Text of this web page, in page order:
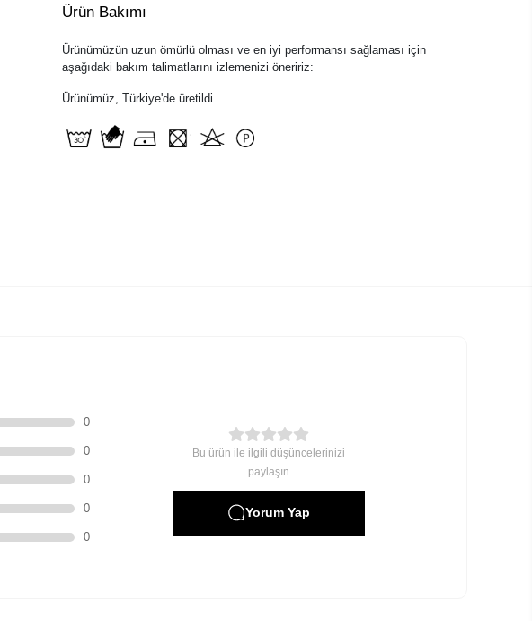
Ürün Bakımı
Ürünümüzün uzun ömürlü olması ve en iyi performansı sağlaması için
aşağıdaki bakım talimatlarını izlemenizi öneririz:
Ürünümüz, Türkiye'de üretildi.
0
0
0
0
0
Bu ürün ile ilgili düşüncelerinizi
paylaşın
Yorum Yap